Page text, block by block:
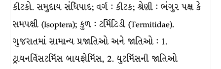
કીટકો. સમુદાય સંધિપાદ; વર્ગ : કીટક; શ્રેણી : ભંગુર પક્ષ કે
સમપક્ષી (Isoptera); કુળ : ટર્મિટિડી (Termitidae).
ગુજરાતમાં સામાન્ય પ્રજાતિઓ અને જાતિઓ : 1.
ટ્રાયનર્વિસટર્મિસ બાયફોર્મિસ, 2. યુટર્મિસની જાતિઓ